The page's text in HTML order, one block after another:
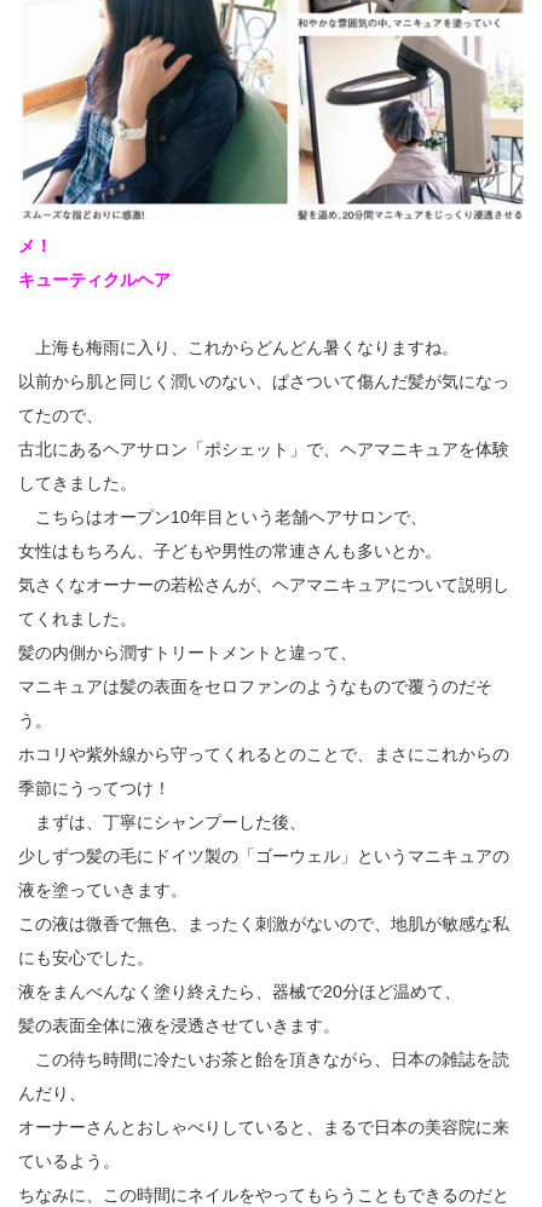
メ！
キューティクルヘア
上海も梅雨に入り、これからどんどん暑くなりますね。
以前から肌と同じく潤いのない、ぱさついて傷んだ髪が気になっ
てたので、
古北にあるヘアサロン「ポシェット」で、ヘアマニキュアを体験
してきました。
こちらはオープン10年目という老舗ヘアサロンで、
女性はもちろん、子どもや男性の常連さんも多いとか。
気さくなオーナーの若松さんが、ヘアマニキュアについて説明し
てくれました。
髪の内側から潤すトリートメントと違って、
マニキュアは髪の表面をセロファンのようなもので覆うのだそ
う。
ホコリや紫外線から守ってくれるとのことで、まさにこれからの
季節にうってつけ！
まずは、丁寧にシャンプーした後、
少しずつ髪の毛にドイツ製の「ゴーウェル」というマニキュアの
液を塗っていきます。
この液は微香で無色、まったく刺激がないので、地肌が敏感な私
にも安心でした。
液をまんべんなく塗り終えたら、器械で20分ほど温めて、
髪の表面全体に液を浸透させていきます。
この待ち時間に冷たいお茶と飴を頂きながら、日本の雑誌を読
んだり、
オーナーさんとおしゃべりしていると、まるで日本の美容院に来
ているよう。
ちなみに、この時間にネイルをやってもらうこともできるのだと